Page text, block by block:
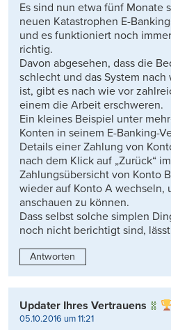
Es sind nun etwa fünf Monate
neuen Katastrophen E-
und es funktioniert noch
richtig.
Davon abgesehen, dass die
schlecht und das System
ist, gibt es nach wie vor
einem die Arbeit erschweren.
Ein kleines Beispiel unter
Konten in seinem E-Banking-
Details einer Zahlung von
nach dem Klick auf „Zurück“
Zahlungsübersicht von Konto
wieder auf Konto A wechseln,
anschauen zu können.
Dass selbst solche simplen
noch nicht berichtigt sind,
Antworten
Updater Ihres Vertrauens
05.10.2016 um 11:21